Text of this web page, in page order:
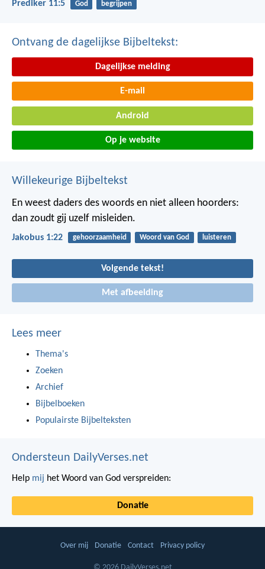
Prediker 11:5 God begrijpen
Ontvang de dagelijkse Bijbeltekst:
Dagelijkse melding
E-mail
Android
Op je website
Willekeurige Bijbeltekst
En weest daders des woords en niet alleen hoorders:
dan zoudt gij uzelf misleiden.
Jakobus 1:22 gehoorzaamheid Woord van God luisteren
Volgende tekst!
Met afbeelding
Lees meer
Thema's
Zoeken
Archief
Bijbelboeken
Populairste Bijbelteksten
Ondersteun DailyVerses.net
Help mij het Woord van God verspreiden:
Donatie
Over mij Donatie Contact Privacy policy